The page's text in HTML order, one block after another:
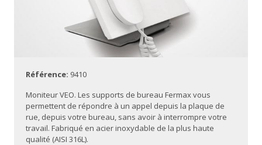
Référence: 9410
Moniteur VEO. Les supports de bureau Fermax vous
permettent de répondre à un appel depuis la plaque de
rue, depuis votre bureau, sans avoir à interrompre votre
travail. Fabriqué en acier inoxydable de la plus haute
qualité (AISI 316L).